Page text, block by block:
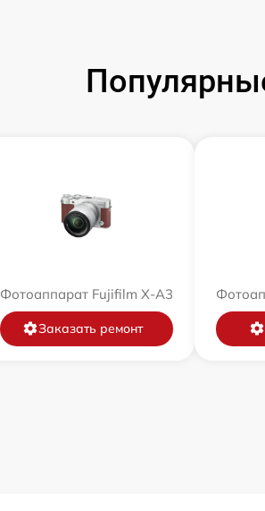
Фотоаппарат Fujifilm X-A3
Заказать ремонт